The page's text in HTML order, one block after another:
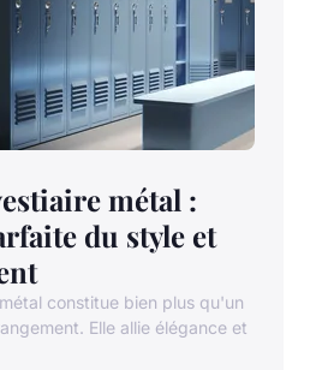
métal :
du style et
constitue bien plus qu'un
Elle allie élégance et